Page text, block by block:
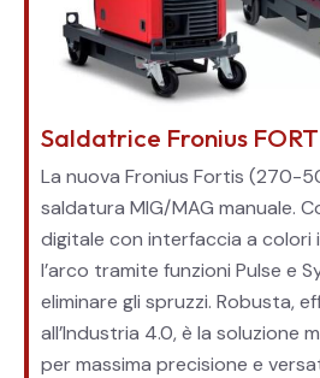
Saldatrice Fronius
La nuova Fronius Fortis (270-
saldatura MIG/MAG manuale.
digitale con interfaccia a colori
l’arco tramite funzioni Pulse e
eliminare gli spruzzi. Robusta,
all’Industria 4.0, è la soluzione
per massima precisione e